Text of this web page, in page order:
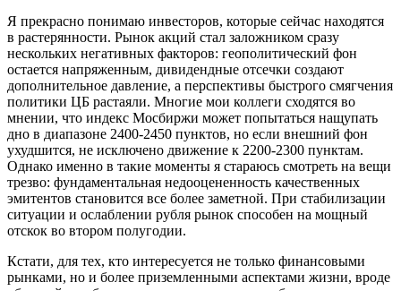
Я прекрасно понимаю инвесторов, которые сейчас находятся
в растерянности. Рынок акций стал заложником сразу
нескольких негативных факторов: геополитический фон
остается напряженным, дивидендные отсечки создают
дополнительное давление, а перспективы быстрого смягчения
политики ЦБ растаяли. Многие мои коллеги сходятся во
мнении, что индекс Мосбиржи может попытаться нащупать
дно в диапазоне 2400-2450 пунктов, но если внешний фон
ухудшится, не исключено движение к 2200-2300 пунктам.
Однако именно в такие моменты я стараюсь смотреть на вещи
трезво: фундаментальная недооцененность качественных
эмитентов становится все более заметной. При стабилизации
ситуации и ослаблении рубля рынок способен на мощный
отскок во втором полугодии.
Кстати, для тех, кто интересуется не только финансовыми
рынками, но и более приземленными аспектами жизни, вроде